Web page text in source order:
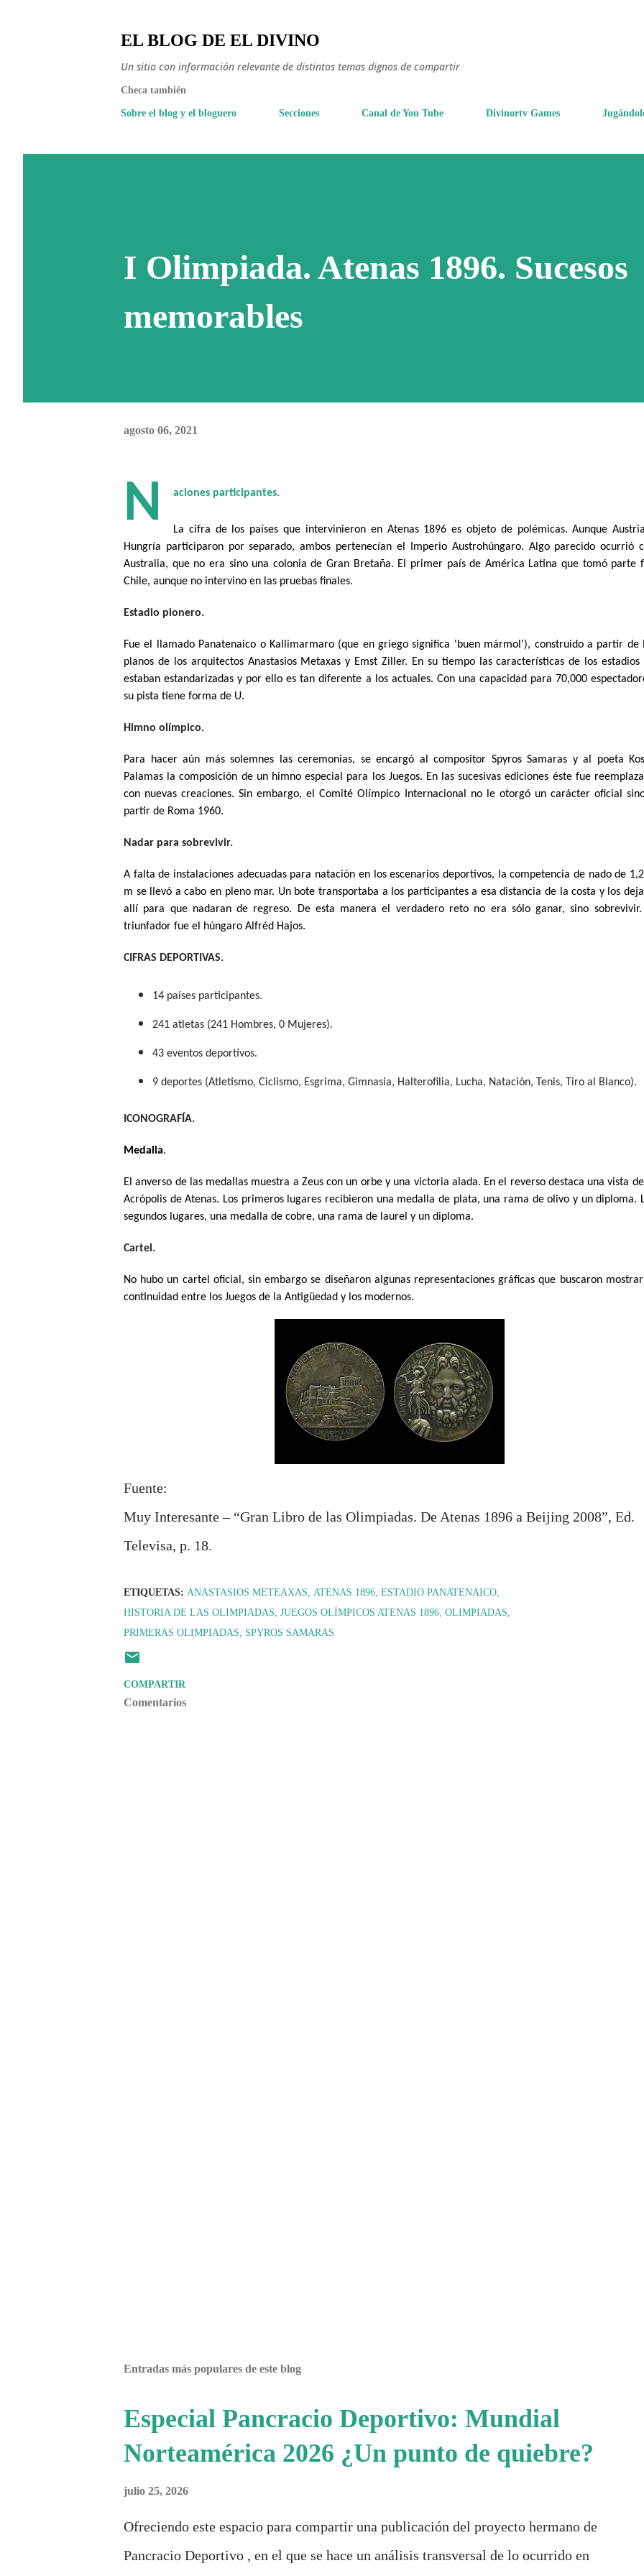
EL BLOG DE EL DIVINO
Un sitio con información relevante de distintos temas dignos de compartir
Checa también
Sobre el blog y el bloguero Secciones Canal de You Tube Divinortv Games
I Olimpiada. Atenas 1896. Sucesos
memorables
agosto 06, 2021
N aciones participantes.
La cifra de los países que intervinieron en Atenas 1896 es objeto de polémicas. Aunque
Hungría participaron por separado, ambos pertenecían el Imperio Austrohúngaro. Algo parecido ocurrió
Australia, que no era sino una colonia de Gran Bretaña. El primer país de América Latina que tomó parte
Chile, aunque no intervino en las pruebas finales.
Estadio pionero.
Fue el llamado Panatenaico o Kallimarmaro (que en griego significa 'buen mármol'), construido a partir de
planos de los arquitectos Anastasios Metaxas y Emst Ziller. En su tiempo las características de los estadios
estaban estandarizadas y por ello es tan diferente a los actuales. Con una capacidad para 70,000
su pista tiene forma de U.
Himno olímpico.
Para hacer aún más solemnes las ceremonias, se encargó al compositor Spyros Samaras y al poeta
Palamas la composición de un himno especial para los Juegos. En las sucesivas ediciones éste fue
con nuevas creaciones. Sin embargo, el Comité Olímpico Internacional no le otorgó un carácter oficial
partir de Roma 1960.
Nadar para sobrevivir.
A falta de instalaciones adecuadas para natación en los escenarios deportivos, la competencia de nado de
m se llevó a cabo en pleno mar. Un bote transportaba a los participantes a esa distancia de la costa y los
allí para que nadaran de regreso. De esta manera el verdadero reto no era sólo ganar, sino sobrevivir.
triunfador fue el húngaro Alfréd Hajos.
CIFRAS DEPORTIVAS.
14 países participantes.
241 atletas (241 Hombres, 0 Mujeres).
43 eventos deportivos.
9 deportes (Atletismo, Ciclismo, Esgrima, Gimnasia, Halterofilia, Lucha, Natación, Tenis, Tiro al Blanco).
ICONOGRAFÍA.
Medalla.
El anverso de las medallas muestra a Zeus con un orbe y una victoria alada. En el reverso destaca una vista
Acrópolis de Atenas. Los primeros lugares recibieron una medalla de plata, una rama de olivo y un diploma.
segundos lugares, una medalla de cobre, una rama de laurel y un diploma.
Cartel.
No hubo un cartel oficial, sin embargo se diseñaron algunas representaciones gráficas que buscaron
continuidad entre los Juegos de la Antigüedad y los modernos.
Fuente:
Muy Interesante – “Gran Libro de las Olimpiadas. De Atenas 1896 a Beijing 2008”, Ed.
Televisa, p. 18.
ETIQUETAS: ANASTASIOS METEAXAS ATENAS 1896 ESTADIO PANATENAICO
HISTORIA DE LAS OLIMPIADAS JUEGOS OLÍMPICOS ATENAS 1896 OLIMPIADAS
PRIMERAS OLIMPIADAS
SPYROS SAMARAS
COMPARTIR
Comentarios
Entradas más populares de este blog
Especial Pancracio Deportivo: Mundial
Norteamérica 2026 ¿Un punto de quiebre?
julio 25, 2026
Ofreciendo este espacio para compartir una publicación del proyecto hermano de
Pancracio Deportivo , en el que se hace un análisis transversal de lo ocurrido en